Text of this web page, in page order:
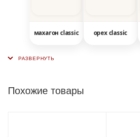
махагон classic орех classic
Похожие товары